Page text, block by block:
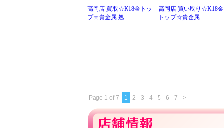
高岡店 買取☆K18金トッ
プ☆貴金属 処
高岡店 買い取り☆K18金
トップ☆貴金属
Page 1 of 7 1 2 3 4 5 6 7 >